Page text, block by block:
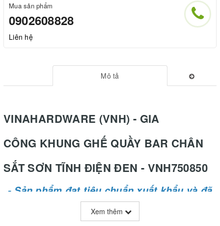
Mua sản phẩm
0902608828
Liên hệ
Mô tả
VINAHARDWARE (VNH) - GIA
CÔNG KHUNG GHẾ QUẦY BAR CHÂN
SẮT SƠN TĨNH ĐIỆN ĐEN - VNH750850
- Sản phẩm đạt tiêu chuẩn xuất khẩu và đã
xuất khẩu đi quốc tế
Xem thêm